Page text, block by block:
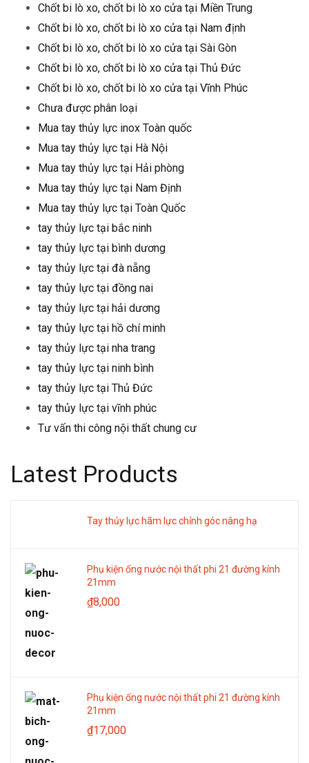
Chốt bi lò xo, chốt bi lò xo cửa tại Miền Trung
Chốt bi lò xo, chốt bi lò xo cửa tại Nam định
Chốt bi lò xo, chốt bi lò xo cửa tại Sài Gòn
Chốt bi lò xo, chốt bi lò xo cửa tại Thủ Đức
Chốt bi lò xo, chốt bi lò xo cửa tại Vĩnh Phúc
Chưa được phân loại
Mua tay thủy lực inox Toàn quốc
Mua tay thủy lực tại Hà Nội
Mua tay thủy lực tại Hải phòng
Mua tay thủy lực tại Nam Định
Mua tay thủy lực tại Toàn Quốc
tay thủy lực tại bắc ninh
tay thủy lực tại bình dương
tay thủy lực tại đà nẵng
tay thủy lực tại đồng nai
tay thủy lực tại hải dương
tay thủy lực tại hồ chí minh
tay thủy lực tại nha trang
tay thủy lực tại ninh bình
tay thủy lực tại Thủ Đức
tay thủy lực tại vĩnh phúc
Tư vấn thi công nội thất chung cư
Latest Products
Tay thủy lực hãm lực chỉnh góc nâng hạ
Phụ kiện ống nước nội thất phi 21 đường kính
21mm
₫8,000
Phụ kiện ống nước nội thất phi 21 đường kính
21mm
₫17,000